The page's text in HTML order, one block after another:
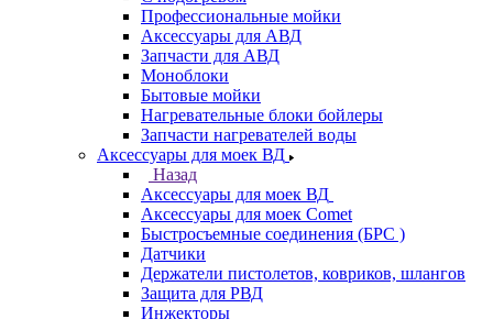
Профессиональные мойки
Аксессуары для АВД
Запчасти для АВД
Моноблоки
Бытовые мойки
Нагревательные блоки бойлеры
Запчасти нагревателей воды
Аксессуары для моек ВД
Назад
Аксессуары для моек ВД
Аксессуары для моек Comet
Быстросъемные соединения (БРС )
Датчики
Держатели пистолетов, ковриков, шлангов
Защита для РВД
Инжекторы